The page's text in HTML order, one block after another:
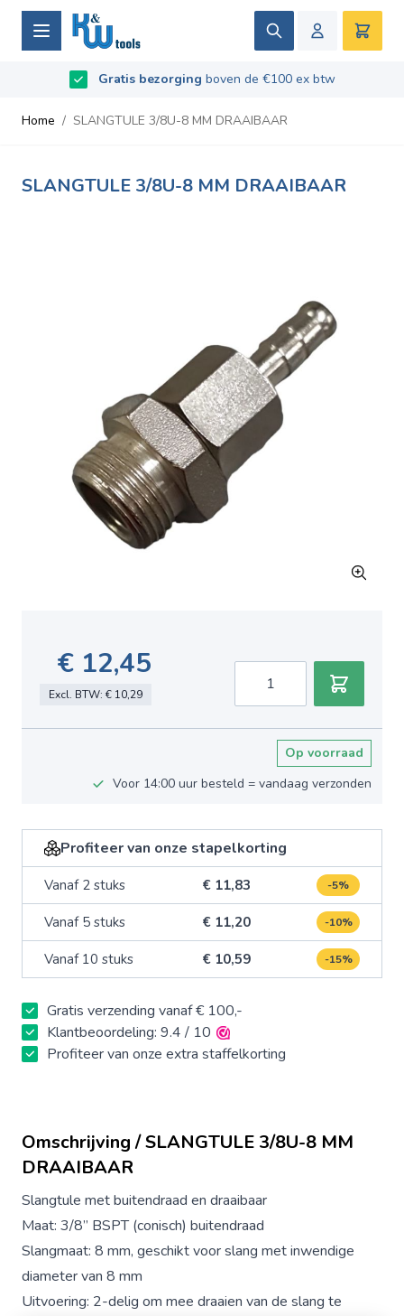
Ga naar de inhoud
Zoek
Gratis bezorging boven de €100 ex btw
B2B / Grotere aantallen bestellen?
vraag naar de
voorwaarden
Beoordeeld met9.5/10- Gebaseerd op 669 recensies
Home / SLANGTULE 3/8U-8 MM DRAAIBAAR
SLANGTULE 3/8U-8 MM DRAAIBAAR
€ 12,45
Excl. BTW: € 10,29
Op voorraad
Voor 14:00 uur besteld = vandaag verzonden
Profiteer van onze stapelkorting
Vanaf 2 stuks € 11,83 -5%
Vanaf 5 stuks € 11,20 -10%
Vanaf 10 stuks € 10,59 -15%
Gratis verzending vanaf € 100,-
Klantbeoordeling: 9.4 / 10
Profiteer van onze extra staffelkorting
Omschrijving / SLANGTULE 3/8U-8 MM
DRAAIBAAR
Slangtule met buitendraad en draaibaar
Maat: 3/8” BSPT (conisch) buitendraad
Slangmaat: 8 mm, geschikt voor slang met inwendige
diameter van 8 mm
Uitvoering: 2-delig om mee draaien van de slang te